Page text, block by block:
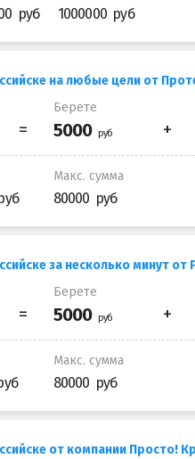
1000000
на любые цели от
Берете
Макс. сумма
80000
за несколько минут от
Берете
Макс. сумма
80000
от компании Просто!